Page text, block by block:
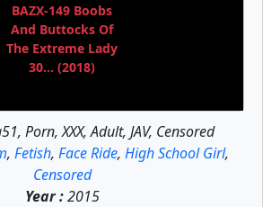
BAZX-149 Boobs
And Buttocks Of
The Extreme Lady
30... (2018)
Porn, XXX, Adult, JAV, Censored
, Fetish, Face Ride, High School Girl,
Censored
Year :2015